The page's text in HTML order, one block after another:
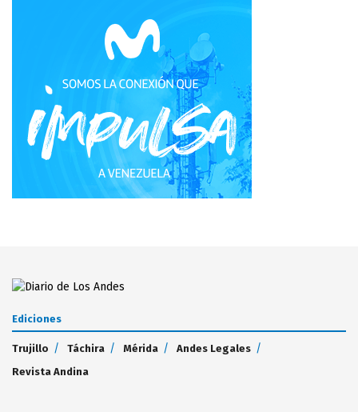
Ediciones
Trujillo Táchira Mérida
Andes Legales
Revista Andina